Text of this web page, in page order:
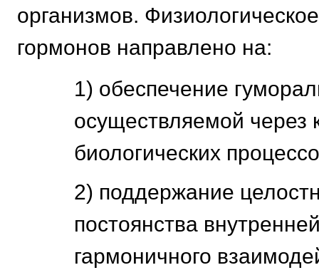
организмов.
гормонов направлено на:
1) обеспечение
осуществляемой через
биологических
2) поддержание
постоянства
гармоничного